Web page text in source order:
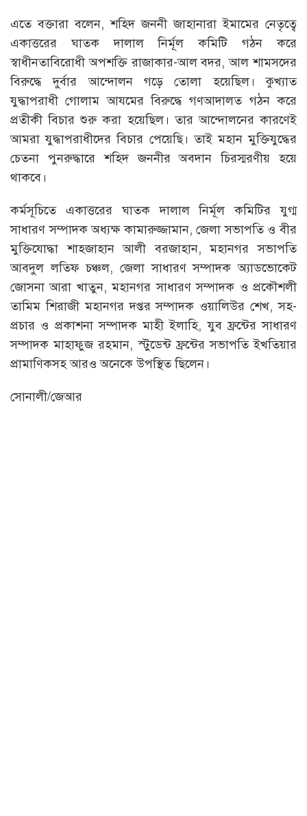
এতে বক্তারা বলেন, শহিদ জননী জাহানারা ইমামের নেতৃত্বে
একাত্তরের ঘাতক দালাল নির্মূল কমিটি গঠন করে
স্বাধীনতাবিরোধী অপশক্তি রাজাকার-আল বদর, আল শামসদের
বিরুদ্ধে দুর্বার আন্দোলন গড়ে তোলা হয়েছিল। কুখ্যাত
যুদ্ধাপরাধী গোলাম আযমের বিরুদ্ধে গণআদালত গঠন করে
প্রতীকী বিচার শুরু করা হয়েছিল। তার আন্দোলনের কারণেই
আমরা যুদ্ধাপরাধীদের বিচার পেয়েছি। তাই মহান মুক্তিযুদ্ধের
চেতনা পুনরুদ্ধারে শহিদ জননীর অবদান চিরস্মরণীয় হয়ে
থাকবে।
কর্মসূচিতে একাত্তরের ঘাতক দালাল নির্মূল কমিটির যুগ্ম
সাধারণ সম্পাদক অধ্যক্ষ কামারুজ্জামান, জেলা সভাপতি ও বীর
মুক্তিযোদ্ধা শাহজাহান আলী বরজাহান, মহানগর সভাপতি
আবদুল লতিফ চঞ্চল, জেলা সাধারণ সম্পাদক অ্যাডভোকেট
জোসনা আরা খাতুন, মহানগর সাধারণ সম্পাদক ও প্রকৌশলী
তামিম শিরাজী মহানগর দপ্তর সম্পাদক ওয়ালিউর শেখ, সহ-
প্রচার ও প্রকাশনা সম্পাদক মাহী ইলাহি, যুব ফ্রন্টের সাধারণ
সম্পাদক মাহাফুজ রহমান, স্টুডেন্ট ফ্রন্টের সভাপতি ইখতিয়ার
প্রামাণিকসহ আরও অনেকে উপস্থিত ছিলেন।
সোনালী/জেআর